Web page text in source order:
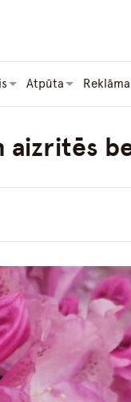
Atpūta Reklāma
aizritēs